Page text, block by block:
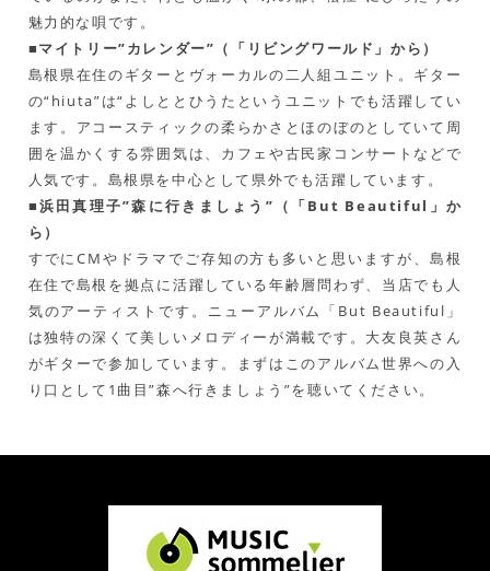
魅力的な唄です。
■マイトリー”カレンダー”（「リビングワールド」から）
島根県在住のギターとヴォーカルの二人組ユニット。ギター
の“hiuta”は“よしととひうたというユニットでも活躍してい
ます。アコースティックの柔らかさとほのぼのとしていて周
囲を温かくする雰囲気は、カフェや古民家コンサートなどで
人気です。島根県を中心として県外でも活躍しています。
■浜田真理子”森に行きましょう”（「But Beautiful」か
ら）
すでにCMやドラマでご存知の方も多いと思いますが、島根
在住で島根を拠点に活躍している年齢層問わず、当店でも人
気のアーティストです。ニューアルバム「But Beautiful」
は独特の深くて美しいメロディーが満載です。大友良英さん
がギターで参加しています。まずはこのアルバム世界への入
り口として1曲目”森へ行きましょう”を聴いてください。